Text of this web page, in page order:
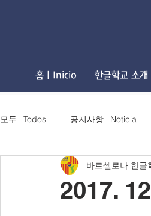
홈 | Inicio 한글학교 소
모두 | Todos 공지사항 | Noticia
2017.
바르셀로나 한글